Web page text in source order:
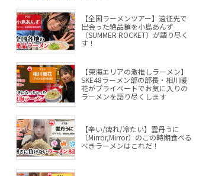
【全国ラーメンツアー】遠征先で
出会った絶品麺を小島あんず
（SUMMER ROCKET）が語り尽く
す！
【東海エリアの激推しラーメン】
SKE48ラーメン部の部長・相川暖
花がプライベートでお気に入りの
ラーメンを語り尽くします
【辛い/痺れ/冷たい】雲丹うに
（Mirror,Mirror）のこの時期食べる
べきラーメンはこれだ！